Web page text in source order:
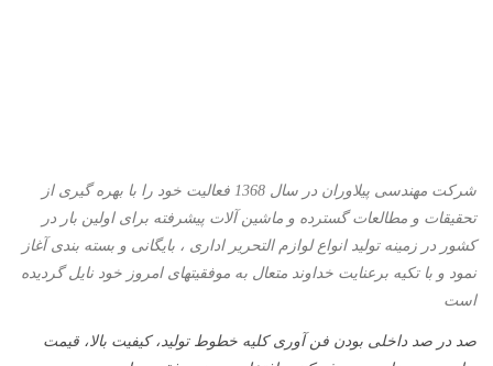
شرکت مهندسی پیلاوران در سال 1368 فعالیت خود را با بهره گیری از
تحقیقات و مطالعات گسترده و ماشین آلات پیشرفته برای اولین بار در
کشور در زمینه تولید انواع لوازم التحریر اداری ، بایگانی و بسته بندی آغاز
نمود و با تكیه برعنایت خداوند متعال به موفقیتهای امروز خود نایل گردیده
است
صد در صد داخلی بودن فن آوری کلیه خطوط تولید، کیفیت بالا، قیمت